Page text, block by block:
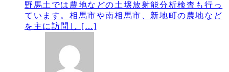
野馬土では農地などの土壌放射能分析検査も行っ
ています。相馬市や南相馬市、新地町の農地など
を主に訪問し […]